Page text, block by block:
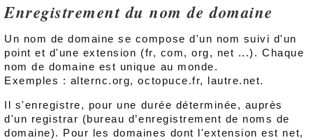
Enregistrement du nom de domaine
Un nom de domaine se compose d'un nom suivi d'un
point et d'une extension (fr, com, org, net ...). Chaque
nom de domaine est unique au monde.
Exemples : alternc.org, octopuce.fr, lautre.net.
Il s'enregistre, pour une durée déterminée, auprès
d'un registrar (bureau d’enregistrement de noms de
domaine). Pour les domaines dont l'extension est net,